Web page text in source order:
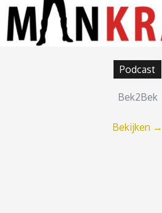
Podcast
Bek2Bek
Bekijken →